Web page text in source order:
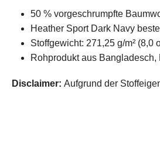
50 % vorgeschrumpfte
Heather Sport Dark Navy
Stoffgewicht: 271,25 g/m² (8,0
Rohprodukt aus
Disclaimer: Aufgrund der